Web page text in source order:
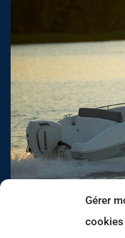
Gérer
cookies